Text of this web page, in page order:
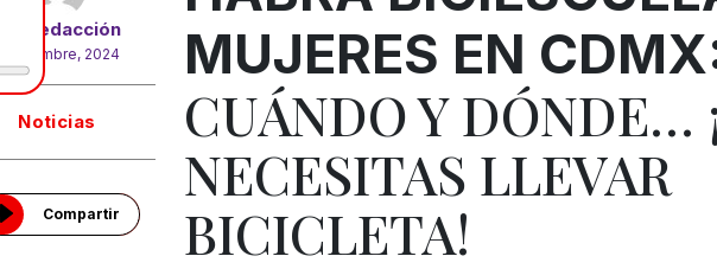
Redacción
4 diciembre, 2024
Noticias
Compartir
Gracias!
MUJERES EN
CUÁNDO Y DÓNDE…
NECESITAS LLEVAR
BICICLETA!